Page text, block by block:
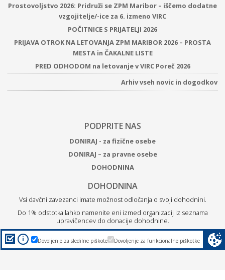
Prostovoljstvo 2026: Pridruži se ZPM Maribor – iščemo dodatne
vzgojitelje/-ice za 6. izmeno VIRC
POČITNICE S PRIJATELJI 2026
PRIJAVA OTROK NA LETOVANJA ZPM MARIBOR 2026 – PROSTA
MESTA in ČAKALNE LISTE
PRED ODHODOM na letovanje v VIRC Poreč 2026
Arhiv vseh novic in dogodkov
PODPRITE NAS
DONIRAJ - za fizične osebe
DONIRAJ – za pravne osebe
DOHODNINA
DOHODNINA
Vsi davčni zavezanci imate možnost odločanja o svoji dohodnini.
Do 1% odstotka lahko namenite eni izmed organizacij iz seznama
upravičencev do donacije dohodnine.
Zdonacijo ZPM Maribor boste podprli brezplačne programe
za otroke, mlade in družine.
Dovoljenje za funkcionalne piškotke
Dovoljenje za sledilne piškote
i